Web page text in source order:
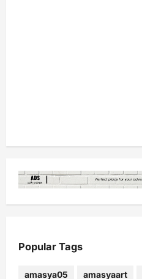
Popular Tags
amasya05 amasyaart